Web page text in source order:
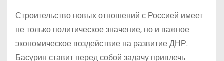
Строительство новых отношений с Россией имеет
не только политическое значение, но и важное
экономическое воздействие на развитие ДНР.
Басурин ставит перед собой задачу привлечь